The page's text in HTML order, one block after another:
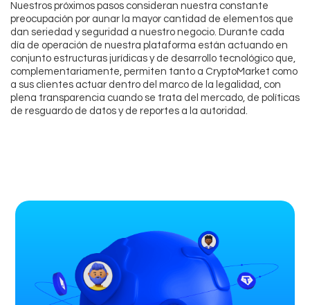
Nuestros próximos pasos consideran nuestra constante
preocupación por aunar la mayor cantidad de elementos que
dan seriedad y seguridad a nuestro negocio. Durante cada
día de operación de nuestra plataforma están actuando en
conjunto estructuras jurídicas y de desarrollo tecnológico que,
complementariamente, permiten tanto a CryptoMarket como
a sus clientes actuar dentro del marco de la legalidad, con
plena transparencia cuando se trata del mercado, de políticas
de resguardo de datos y de reportes a la autoridad.